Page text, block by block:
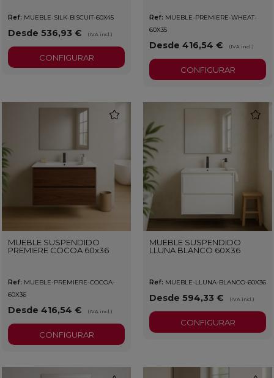
Ref: MUEBLE-SILK-BISCUIT-60X45
Desde 536,93 € (IVA incl.)
CONFIGURAR
Ref: MUEBLE-PREMIERE-WHEAT-
60X35
Desde 416,54 € (IVA incl.)
CONFIGURAR
MUEBLE SUSPENDIDO
PREMIERE COCOA 60x36
Ref: MUEBLE-PREMIERE-COCOA-
60X36
Desde 416,54 € (IVA incl.)
CONFIGURAR
MUEBLE SUSPENDIDO
LLUNA BLANCO 60X36
Ref: MUEBLE-LLUNA-BLANCO-60X36
Desde 594,33 € (IVA incl.)
CONFIGURAR